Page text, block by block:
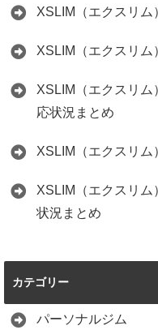
XSLIM（エクスリ
XSLIM（エクスリ
XSLIM（エクスリ
応状況まとめ
XSLIM（エクスリ
XSLIM（エクスリ
状況まとめ
カテゴリー
パーソナルジム